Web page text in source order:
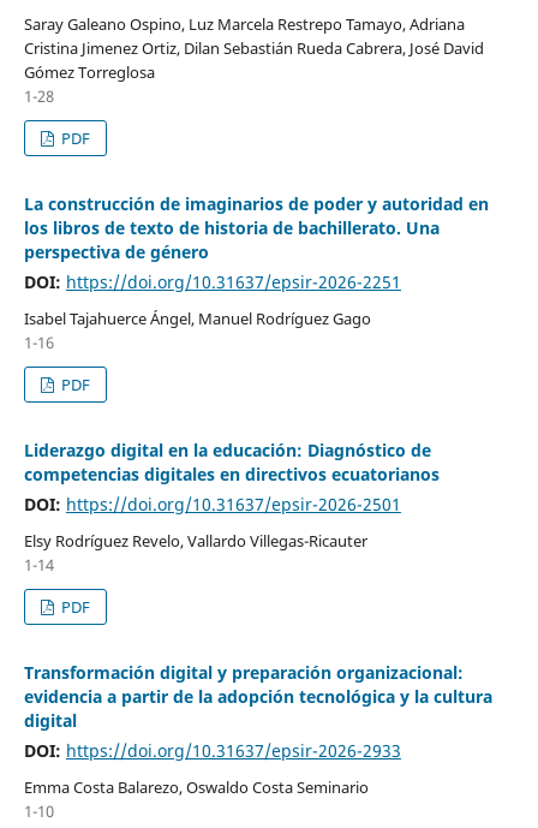
Saray Galeano Ospino, Luz Marcela Restrepo Tamayo, Adriana
Cristina Jimenez Ortiz, Dilan Sebastián Rueda Cabrera, José David
Gómez Torreglosa
1-28
PDF
La construcción de imaginarios de poder y autoridad en
los libros de texto de historia de bachillerato. Una
perspectiva de género
DOI: https://doi.org/10.31637/epsir-2026-2251
Isabel Tajahuerce Ángel, Manuel Rodríguez Gago
1-16
PDF
Liderazgo digital en la educación: Diagnóstico de
competencias digitales en directivos ecuatorianos
DOI: https://doi.org/10.31637/epsir-2026-2501
Elsy Rodríguez Revelo, Vallardo Villegas-Ricauter
1-14
PDF
Transformación digital y preparación organizacional:
evidencia a partir de la adopción tecnológica y la cultura
digital
DOI: https://doi.org/10.31637/epsir-2026-2933
Emma Costa Balarezo, Oswaldo Costa Seminario
1-10